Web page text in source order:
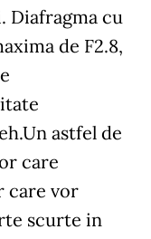
Diafragma cu
de F2.8,
astfel de
care
care vor
scurte in